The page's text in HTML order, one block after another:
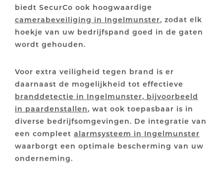
biedt SecurCo ook hoogwaardige
camerabeveiliging in Ingelmunster, zodat elk
hoekje van uw bedrijfspand goed in de gaten
wordt gehouden.
Voor extra veiligheid tegen brand is er
daarnaast de mogelijkheid tot effectieve
branddetectie in Ingelmunster, bijvoorbeeld
in paardenstallen, wat ook toepasbaar is in
diverse bedrijfsomgevingen. De integratie van
een compleet alarmsysteem in Ingelmunster
waarborgt een optimale bescherming van uw
onderneming.